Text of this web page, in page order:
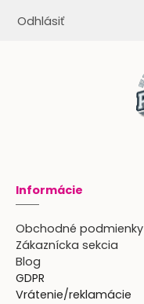
Odhlásiť
Informácie
Obchodné podmienky
Zákaznícka sekcia
Blog
GDPR
Vrátenie/reklamácie